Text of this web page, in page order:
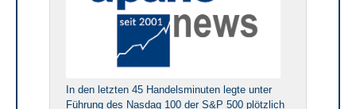
In den letzten 45 Handelsminuten legte unter
Führung des Nasdaq 100 der S&P 500 plötzlich